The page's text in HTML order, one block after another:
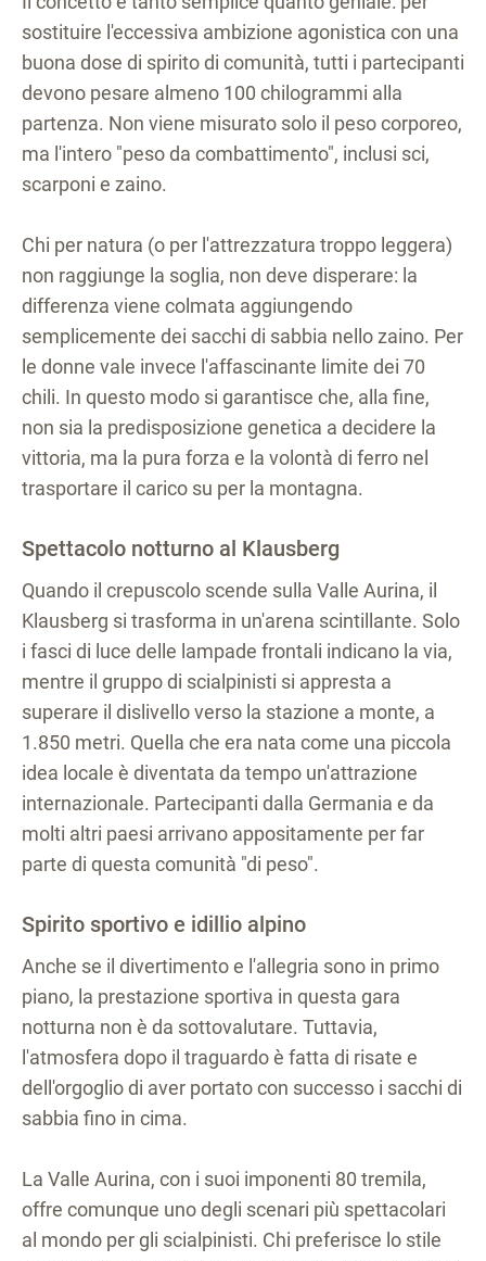
sostituire l'eccessiva ambizione agonistica con una
buona dose di spirito di comunità, tutti i partecipanti
devono pesare almeno 100 chilogrammi alla
partenza. Non viene misurato solo il peso corporeo,
ma l'intero "peso da combattimento", inclusi sci,
scarponi e zaino.
Chi per natura (o per l'attrezzatura troppo leggera)
non raggiunge la soglia, non deve disperare: la
differenza viene colmata aggiungendo
semplicemente dei sacchi di sabbia nello zaino. Per
le donne vale invece l'affascinante limite dei 70
chili. In questo modo si garantisce che, alla fine,
non sia la predisposizione genetica a decidere la
vittoria, ma la pura forza e la volontà di ferro nel
trasportare il carico su per la montagna.
Spettacolo notturno al Klausberg
Quando il crepuscolo scende sulla Valle Aurina, il
Klausberg si trasforma in un'arena scintillante. Solo
i fasci di luce delle lampade frontali indicano la via,
mentre il gruppo di scialpinisti si appresta a
superare il dislivello verso la stazione a monte, a
1.850 metri. Quella che era nata come una piccola
idea locale è diventata da tempo un'attrazione
internazionale. Partecipanti dalla Germania e da
molti altri paesi arrivano appositamente per far
parte di questa comunità "di peso".
Spirito sportivo e idillio alpino
Anche se il divertimento e l'allegria sono in primo
piano, la prestazione sportiva in questa gara
notturna non è da sottovalutare. Tuttavia,
l'atmosfera dopo il traguardo è fatta di risate e
dell'orgoglio di aver portato con successo i sacchi di
sabbia fino in cima.
La Valle Aurina, con i suoi imponenti 80 tremila,
offre comunque uno degli scenari più spettacolari
al mondo per gli scialpinisti. Chi preferisce lo stile